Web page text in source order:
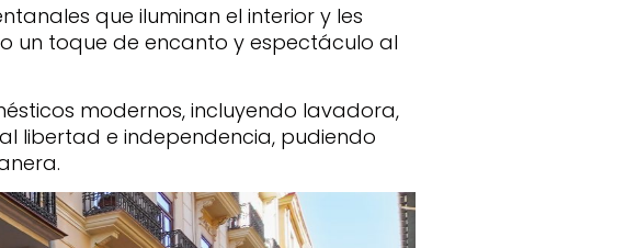
que iluminan el interior y les
un toque de encanto y espectáculo al
modernos, incluyendo lavadora,
libertad e independencia, pudiendo